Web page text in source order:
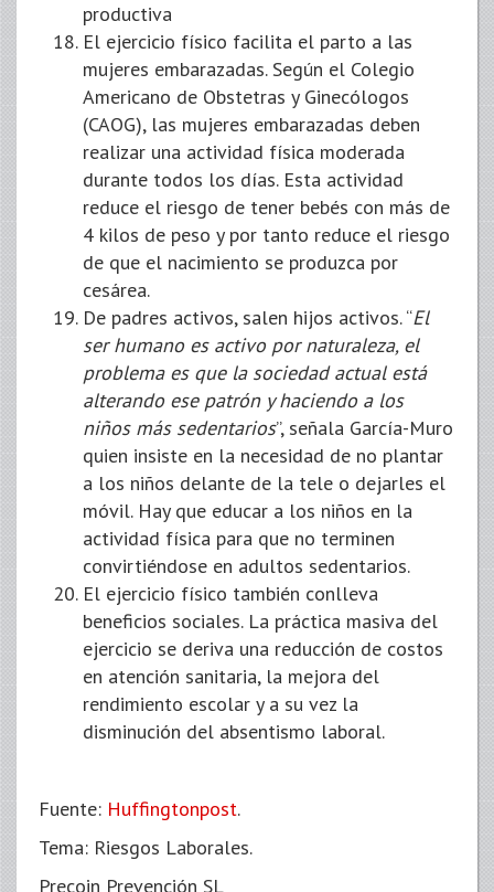
productiva
El ejercicio físico facilita el parto a las
mujeres embarazadas. Según el Colegio
Americano de Obstetras y Ginecólogos
(CAOG), las mujeres embarazadas deben
realizar una actividad física moderada
durante todos los días. Esta actividad
reduce el riesgo de tener bebés con más de
4 kilos de peso y por tanto reduce el riesgo
de que el nacimiento se produzca por
cesárea.
De padres activos, salen hijos activos. “El
ser humano es activo por naturaleza, el
problema es que la sociedad actual está
alterando ese patrón y haciendo a los
niños más sedentarios”, señala García-Muro
quien insiste en la necesidad de no plantar
a los niños delante de la tele o dejarles el
móvil. Hay que educar a los niños en la
actividad física para que no terminen
convirtiéndose en adultos sedentarios.
El ejercicio físico también conlleva
beneficios sociales. La práctica masiva del
ejercicio se deriva una reducción de costos
en atención sanitaria, la mejora del
rendimiento escolar y a su vez la
disminución del absentismo laboral.
Fuente: Huffingtonpost.
Tema: Riesgos Laborales.
Precoin Prevención SL